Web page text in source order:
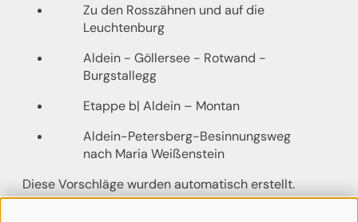
Zu den Rosszähnen und auf die
Leuchtenburg
Aldein - Göllersee - Rotwand -
Burgstallegg
Etappe b| Aldein – Montan
Aldein-Petersberg-Besinnungsweg
nach Maria Weißenstein
Diese Vorschläge wurden automatisch erstellt.
Status